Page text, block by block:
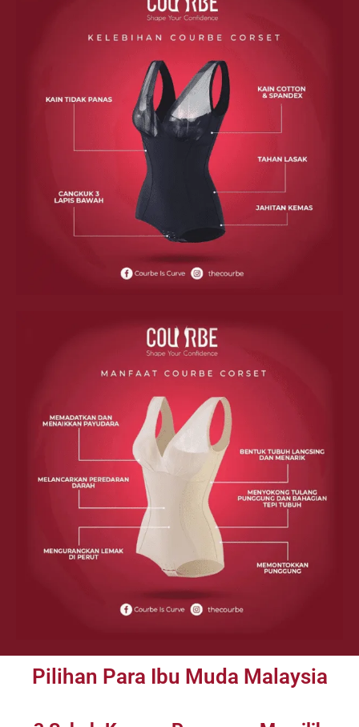
Pilihan Para Ibu Muda Malaysia